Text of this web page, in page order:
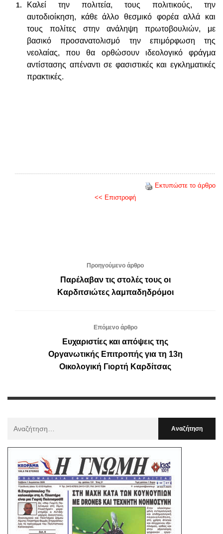
Καλεί την πολιτεία, τους πολιτικούς, την
αυτοδιοίκηση, κάθε άλλο θεσμικό φορέα αλλά και
τους πολίτες στην ανάληψη πρωτοβουλιών, με
βασικό προσανατολισμό την επιμόρφωση της
νεολαίας, που θα ορθώσουν ιδεολογικό φράγμα
αντίστασης απέναντι σε φασιστικές και εγκληματικές
πρακτικές.
Εκτυπώστε το άρθρο
<< Επιστροφή
Προηγούμενο άρθρο
Παρέλαβαν τις στολές τους οι
Καρδιτσιώτες λαμπαδηδρόμοι
Επόμενο άρθρο
Ευχαριστίες και απόψεις της
Οργανωτικής Επιτροπής για τη 13η
Οικολογική Γιορτή Καρδίτσας
: